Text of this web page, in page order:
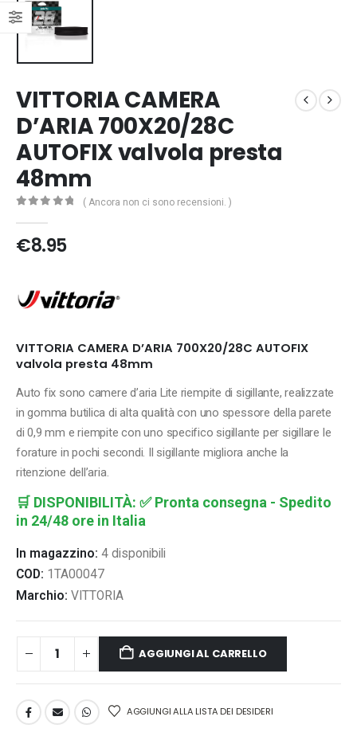
VITTORIA CAMERA
D’ARIA 700X20/28C
AUTOFIX valvola presta
48mm
( Ancora non ci sono recensioni. )
€8.95
VITTORIA CAMERA D’ARIA 700X20/28C AUTOFIX
valvola presta 48mm
Auto fix sono camere d’aria Lite riempite di sigillante, realizzate
in gomma butilica di alta qualità con uno spessore della parete
di 0,9 mm e riempite con uno specifico sigillante per sigillare le
forature in pochi secondi. Il sigillante migliora anche la
ritenzione dell’aria.
🛒 DISPONIBILITÀ: ✅ Pronta consegna - Spedito
in 24/48 ore in Italia
In magazzino: 4 disponibili
COD: 1TA00047
Marchio: VITTORIA
AGGIUNGI AL CARRELLO
AGGIUNGI ALLA LISTA DEI DESIDERI